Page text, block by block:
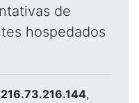
de
hospedados
216.73.216.144,